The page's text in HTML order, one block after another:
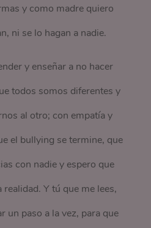
y como madre quiero
ni se lo hagan a nadie.
y enseñar a no hacer
todos somos diferentes y
al otro; con empatía y
el bullying se termine, que
con nadie y espero que
Y tú que me lees,
un paso a la vez, para que